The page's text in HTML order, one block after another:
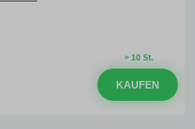
> 10 St.
KAUFEN